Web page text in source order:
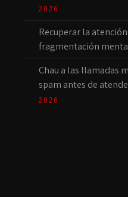
2026
Recuperar la
fragmentación
Chau a las llamadas
spam antes de
2026